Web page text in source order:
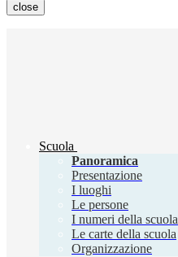
close
Scuola
Panoramica
Presentazione
I luoghi
Le persone
I numeri della scuola
Le carte della scuola
Organizzazione